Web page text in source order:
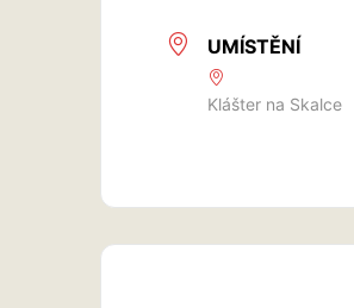
UMÍSTĚNÍ
Klášter na Skalce